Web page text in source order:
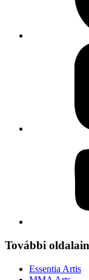
További
Essentia Artis